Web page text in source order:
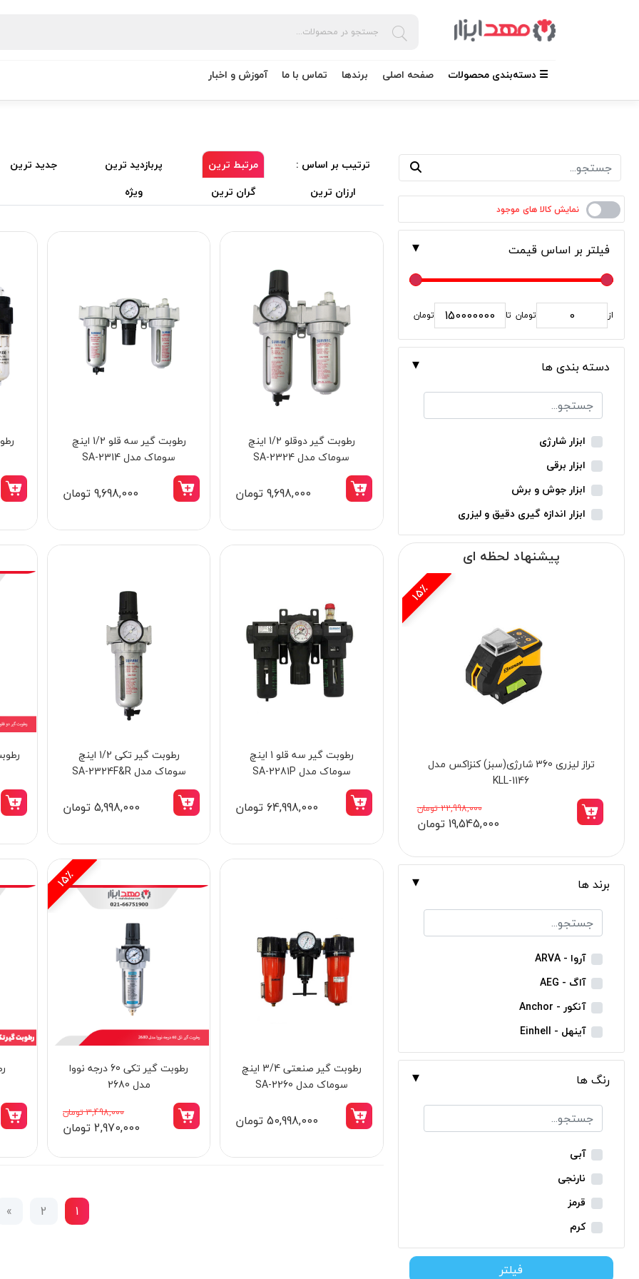
☰ دسته‌بندی محصولات صفحه اصلی برندها تماس با ما آموزش و اخبار
فیلتر بر اساس قیمت
از تومان تا تومان
دسته بندی ها
ابزار شارژی
ابزار برقی
ابزار جوش و برش
ابزار اندازه گیری دقیق و لیزری
ابزار باغبانی
ابزار نجاری
بدون دسته‌بندی
ابزار خانگی
ابزار ساختمانی
لوازم جانبی خودرو
علف زن نووا
علف زن کنزاکس
بلک اسمیث-black smith
جک بطری بادی بیگ رد
دریل شارژی
پیچ گوشتی شارژی
مینی فرز شارژی
بکس شارژی
دریل نمونه برداری
بتن کن شارژی
جارو شارژی
میخکوب شارژی
فرز شارژی
کاپشن شارژی
پیشنهاد لحظه ای
15٪
رطوبت‌ گیر تکی 60 درجه نووا مدل 2680
3,498,000 تومان
2,970,000 تومان
ویبراتور شارژی دریلی بتن براشلس 4 آمپر
ساعت کنزاکس مدل 8760
26,998,000 تومان
برند ها
آروا - ARVA
آاگ - AEG
آنکور - Anchor
آینهل - Einhell
ان ای سی - NEC
ایران ترانس - Iran Trans
بوش - Bosch
توسن - Tosan
جنیوس - Genius
دیوالت - Dewalt
رونیکس - Ronix
ماکیتا - Makita
متابو - Metabo
رنگ ها
آبی
نارنجی
قرمز
کرم
سبز
فیلتر
ترتیب بر اساس : مرتبط ترین پربازدید ترین جدید ترین
ارزان ترین
گران ترین ویژه
رطوبت گیر دوقلو 1/2 اینچ
سوماک مدل SA-2324
9,698,000 تومان
رطوبت گیر سه قلو 1/2 اینچ
سوماک مدل SA-2314
9,698,000 تومان
رطوبت گیر سه قلو 1 اینچ
سوماک مدل SA-2281P
64,998,000 تومان
رطوبت گیر تکی 1/2 اینچ
سوماک مدل SA-2324F&R
5,998,000 تومان
رطوبت گیر صنعتی 3/4 اینچ
سوماک مدل SA-2260
50,998,000 تومان
15٪
رطوبت‌ گیر تکی 60 درجه نووا
مدل 2680
3,498,000 تومان
2,970,000 تومان
1
2
»